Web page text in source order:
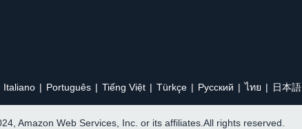
Italiano Português Tiếng Việt Türkçe Ρусский ไทย 日本語
Amazon Web Services, Inc. or its affiliates.All rights reserved.